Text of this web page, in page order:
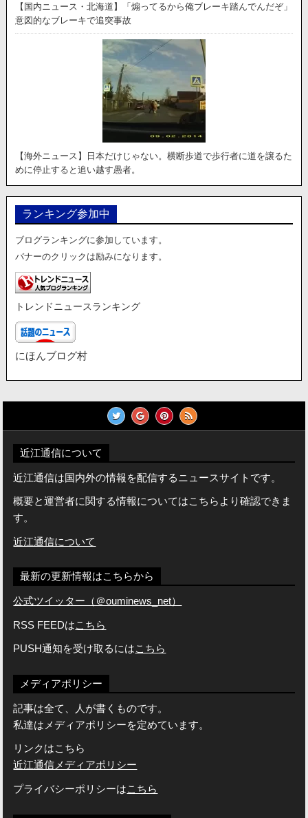
【国内ニュース・北海道】「煽ってるから俺ブレーキ踏んでんだぞ」
意図的なブレーキで追突事故
【海外ニュース】日本だけじゃない。横断歩道で歩行者に道を譲るた
めに停止すると追い越す愚者。
ランキング参加中
ブログランキングに参加しています。
バナーのクリックは励みになります。
トレンドニュースランキング
にほんブログ村
近江通信について
近江通信は国内外の情報を配信するニュースサイトです。
概要と運営者に関する情報についてはこちらより確認できま
す。
近江通信について
最新の更新情報はこちらから
公式ツイッター（＠ouminews_net）
RSS FEEDはこちら
PUSH通知を受け取るにはこちら
メディアポリシー
記事は全て、人が書くものです。
私達はメディアポリシーを定めています。
リンクはこちら
近江通信メディアポリシー
プライバシーポリシーはこちら